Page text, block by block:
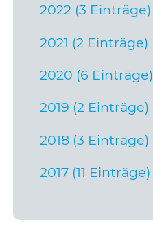
2022 (3 Einträge)
2021 (2 Einträge)
2020 (6 Einträge)
2019 (2 Einträge)
2018 (3 Einträge)
2017 (11 Einträge)